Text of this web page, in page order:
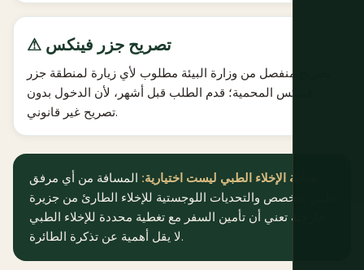
⚠ تصريح جزر فينكس
تصريح منفصل من وزارة البيئة مطلوب لأي زيارة لمنطقة جزر
فينكس المحمية؛ قدم الطلب قبل أشهر، لأن الدخول بدون
تصريح غير قانوني.
تغطية الإخلاء الطبي ليست اختيارية: المسافة من أي مرفق
طبي متخصص والتحديات اللوجستية للإخلاء الطارئ من جزيرة
خارجية تعني أن تأمين السفر مع تغطية محددة للإخلاء الطبي
لا يقل أهمية عن تذكرة الطائرة.